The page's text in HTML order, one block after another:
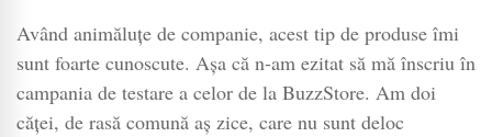
batoanele
delicioase
care
Având animăluțe de companie, acest tip de produse îmi
sunt foarte cunoscute. Așa că n-am ezitat să mă înscriu în
campania de testare a celor de la BuzzStore. Am doi
căței, de rasă comună aș zice, care nu sunt deloc